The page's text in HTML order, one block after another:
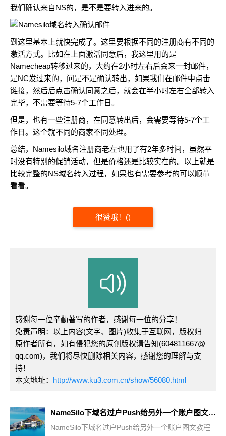
我们确认来自NS的，是不是要转入进来的。
到这里基本上就快完成了。这里要根据不同的注册商有不同的
激活方式。比如在上面激活同意后，我这里用的是
Namecheap转移过来的，大约在2小时左右后会来一封邮件，
是NC发过来的，问是不是确认转出，如果我们在邮件中点击
链接，然后后点击确认同意之后，就会在半小时左右全部转入
完毕，不需要等待5-7个工作日。
但是，也有一些注册商，在同意转出后，会需要等待5-7个工
作日。这个就不同的商家不同处理。
总结，Namesilo域名注册商老左也用了有2年多时间，虽然平
时没有特别的促销活动，但是价格还是比较实在的。以上就是
比较完整的NS域名转入过程，如果也有需要参考的可以顺带
看看。
很赞哦！ ()
感谢每一位辛勤著写的作者，感谢每一位的分享！
免责声明：以上内容(文字、图片)收集于互联网，版权归
原作者所有，如有侵犯您的原创版权请告知(604811667@
qq.com)，我们将尽快删除相关内容，感谢您的理解与支
持！
本文地址： http://www.ku3.com.cn/show/56080.html
上一篇
NameSilo下域名过户Push给另外一个账户图文教程
NameSilo下域名过户Push给另外一个账户图文教程